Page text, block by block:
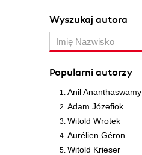
Wyszukaj autora
Popularni autorzy
Anil Ananthaswamy
Adam Józefiok
Witold Wrotek
Aurélien Géron
Witold Krieser